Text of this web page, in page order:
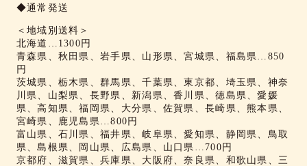
◆通常発送
＜地域別送料＞
北海道…1300円
青森県、秋田県、岩手県、山形県、宮城県、福島県…850
円
茨城県、栃木県、群馬県、千葉県、東京都、埼玉県、神奈
川県、山梨県、長野県、新潟県、香川県、徳島県、愛媛
県、高知県、福岡県、大分県、佐賀県、長崎県、熊本県、
宮崎県、鹿児島県…800円
富山県、石川県、福井県、岐阜県、愛知県、静岡県、鳥取
県、島根県、岡山県、広島県、山口県…700円
京都府、滋賀県、兵庫県、大阪府、奈良県、和歌山県、三